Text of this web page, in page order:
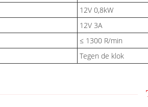
12V 0,8kW
12V 3A
≤ 1300 R/min
Tegen de klok